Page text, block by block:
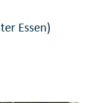
Essen)